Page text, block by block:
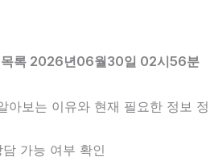
목록 2026년06월30일 02시56분
아보는 이유와 현재 필요한 정보 정
가능 여부 확인